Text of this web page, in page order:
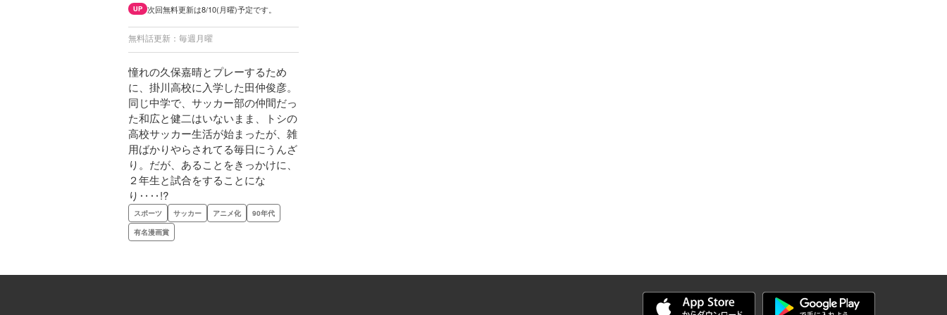
UP 次回無料更新は8/10(月曜)予定です。
無料話更新：毎週月曜
憧れの久保嘉晴とプレーするため
に、掛川高校に入学した田仲俊彦。
同じ中学で、サッカー部の仲間だっ
た和広と健二はいないまま、トシの
高校サッカー生活が始まったが、雑
用ばかりやらされてる毎日にうんざ
り。だが、あることをきっかけに、
２年生と試合をすることにな
り‥‥!?
スポーツ サッカー アニメ化
90年代
有名漫画賞